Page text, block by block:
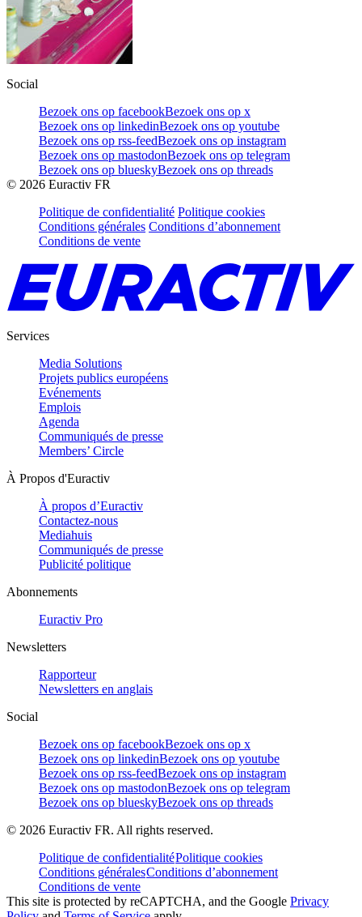
Social
Bezoek ons op facebookBezoek ons op x
Bezoek ons op linkedinBezoek ons op youtube
Bezoek ons op rss-feedBezoek ons op instagram
Bezoek ons op mastodonBezoek ons op telegram
Bezoek ons op blueskyBezoek ons op threads
© 2026 Euractiv FR
Politique de confidentialité Politique cookies
Conditions générales Conditions d’abonnement
Conditions de vente
Services
Media Solutions
Projets publics européens
Evénements
Emplois
Agenda
Communiqués de presse
Members’ Circle
À Propos d'Euractiv
À propos d’Euractiv
Contactez-nous
Mediahuis
Communiqués de presse
Publicité politique
Abonnements
Euractiv Pro
Newsletters
Rapporteur
Newsletters en anglais
Social
Bezoek ons op facebookBezoek ons op x
Bezoek ons op linkedinBezoek ons op youtube
Bezoek ons op rss-feedBezoek ons op instagram
Bezoek ons op mastodonBezoek ons op telegram
Bezoek ons op blueskyBezoek ons op threads
© 2026 Euractiv FR. All rights reserved.
Politique de confidentialitéPolitique cookies
Conditions généralesConditions d’abonnement
Conditions de vente
This site is protected by reCAPTCHA, and the Google Privacy